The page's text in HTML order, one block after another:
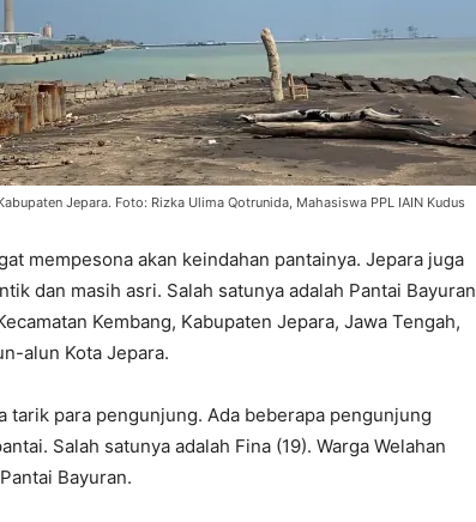
Jepara. Foto: Rizka Ulima Qotrunida, Mahasiswa PPL IAIN Kudus
mempesona akan keindahan pantainya. Jepara juga
dan masih asri. Salah satunya adalah Pantai Bayuran
Kembang, Kabupaten Jepara, Jawa Tengah,
alun Kota Jepara.
tarik para pengunjung. Ada beberapa pengunjung
Salah satunya adalah Fina (19). Warga Welahan
Bayuran.